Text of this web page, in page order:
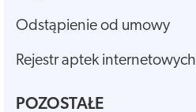
Odstąpienie od umowy
Rejestr aptek internetowych
POZOSTAŁE